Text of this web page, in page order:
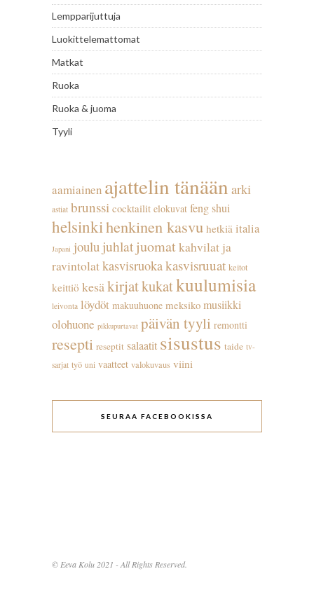
Lempparijuttuja
Luokittelemattomat
Matkat
Ruoka
Ruoka & juoma
Tyyli
aamiainen ajattelin tänään arki
astiat brunssi cocktailit elokuvat feng shui
helsinkihenkinen kasvu hetkiä italia
Japani joulu juhlatjuomatkahvilat ja
ravintolatkasvisruokakasvisruuat keitot
keittiö kesä kirjatkukatkuulumisia
leivonta löydöt makuuhuone meksiko musiikki
olohuone pikkupurtavat päivän tyyli remontti
resepti reseptit salaatit sisustus taide tv-
sarjat työ uni vaatteet valokuvaus viini
SEURAA FACEBOOKISSA
© Eeva Kolu 2021 - All Rights Reserved.